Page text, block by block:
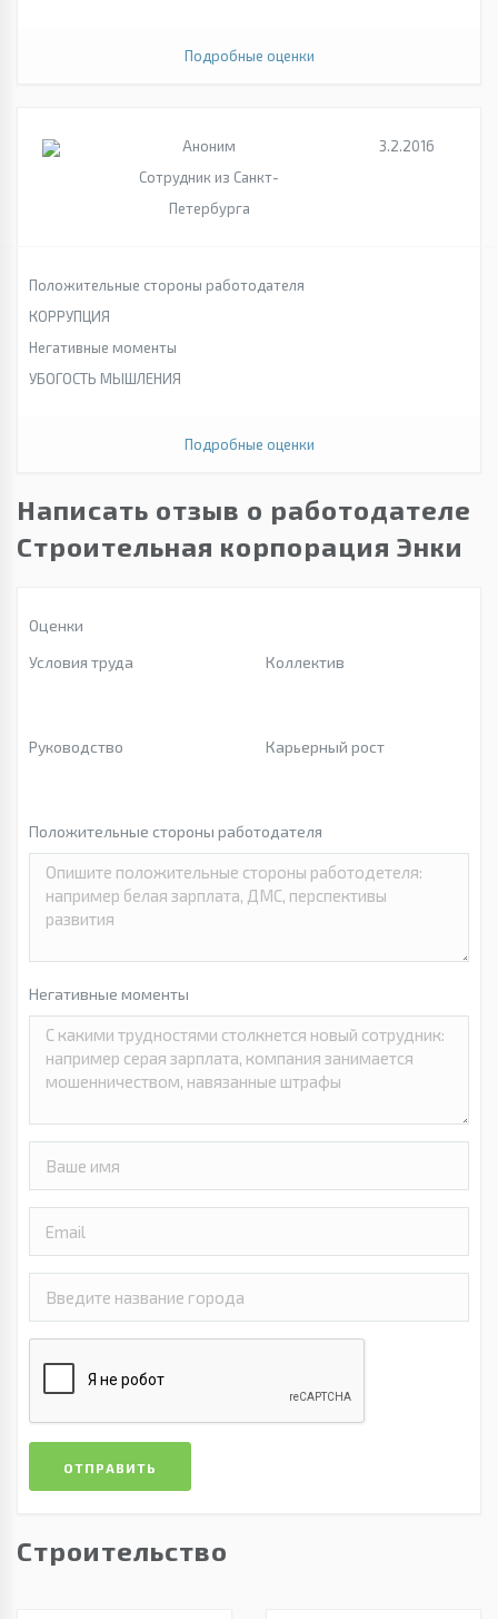
Подробные оценки
Аноним
Сотрудник из Санкт-
Петербурга
3.2.2016
Положительные стороны работодателя
КОРРУПЦИЯ
Негативные моменты
УБОГОСТЬ МЫШЛЕНИЯ
Подробные оценки
Написать отзыв о работодателе
Строительная корпорация Энки
Оценки
Условия труда
Коллектив
Руководство Карьерный рост
Положительные стороны работодателя
Негативные моменты
ОТПРАВИТЬ
Строительство